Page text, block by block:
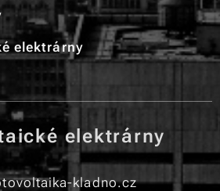
elektrárny
elektrárny
kladno.cz